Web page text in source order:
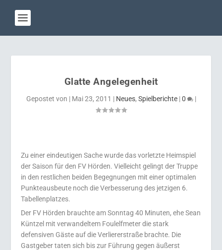
Glatte Angelegenheit
Gepostet von | Mai 23, 2011 | Neues, Spielberichte|0 |
Zu einer eindeutigen Sache wurde das vorletzte Heimspiel
der Saison für den FV Hörden. Vielleicht gelingt der Truppe
in den restlichen beiden Begegnungen mit einer optimalen
Punkteausbeute noch die Verbesserung des jetzigen 6.
Tabellenplatzes.
Der FV Hörden brauchte am Sonntag 40 Minuten, ehe Sean
Küntzel mit verwandeltem Foulelfmeter die stark
defensiven Gäste auf die Verliererstraße brachte. Die
Gastgeber taten sich bis zur Führung gegen äußerst